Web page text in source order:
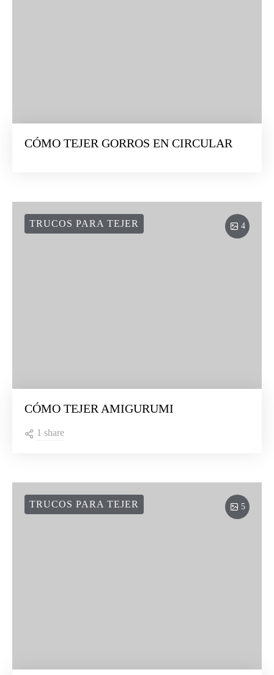
CÓMO TEJER GORROS EN CIRCULAR
4
TRUCOS PARA TEJER
CÓMO TEJER AMIGURUMI
1 share
5
TRUCOS PARA TEJER